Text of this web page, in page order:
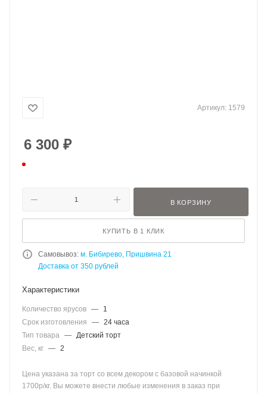
Артикул: 1579
6 300 ₽
В КОРЗИНУ
КУПИТЬ В 1 КЛИК
Самовывоз: м. Бибирево, Пришвина 21
Доставка от 350 рублей
Характеристики
Количество ярусов —
1
Срок изготовления
— 24 часа
Тип товара — Детский торт
Вес, кг — 2
Цена указана за торт со всем декором с базовой начинкой
1700р/кг. Вы можете внести любые изменения в заказ при